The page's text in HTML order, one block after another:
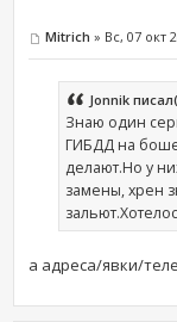
Mitrich » Вс, 07 окт
Jonnik
Знаю один
ГИБДД на
делают.Но у
замены, хрен
а адреса/явки/